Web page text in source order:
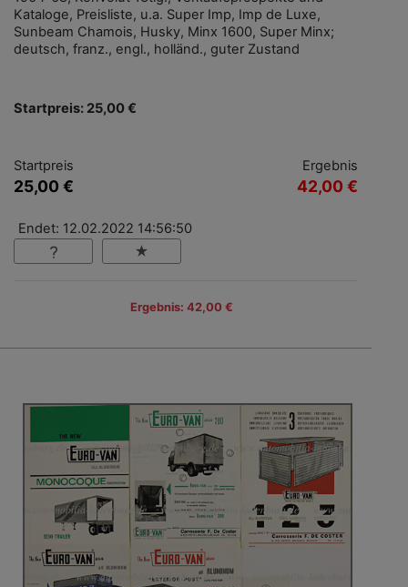
Kataloge, Preisliste, u.a. Super Imp, Imp de Luxe,
Sunbeam Chamois, Husky, Minx 1600, Super Minx;
deutsch, franz., engl., holländ., guter Zustand
Startpreis: 25,00 €
Startpreis
25,00 €
Ergebnis
42,00 €
Endet: 12.02.2022 14:56:50
Ergebnis: 42,00 €